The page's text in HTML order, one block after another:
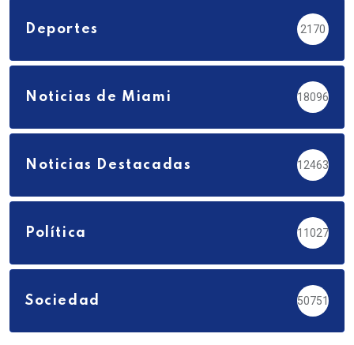
Deportes 2170
Noticias de Miami 18096
Noticias Destacadas 12463
Política 11027
Sociedad 50751